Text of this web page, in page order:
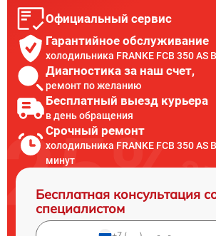
Официальный сервис
Гарантийное обслуживание
холодильника FRANKE FCB 350 AS
Диагностика за наш счет,
ремонт по желанию
Бесплатный выезд курьера
в день обращения
Срочный ремонт
холодильника FRANKE FCB 350 AS
минут
Бесплатная консультация
специалистом